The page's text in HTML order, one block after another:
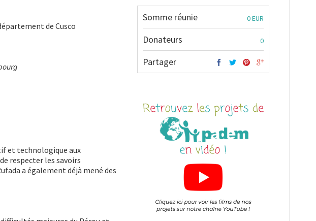
de Cusco
et technologique aux
respecter les savoirs
a également déjà mené des
Somme réunie 0 EUR
Donateurs 0
Partager